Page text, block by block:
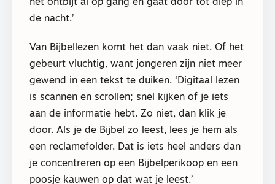
het ontbijt al op gang en gaat door tot diep in
de nacht.’
Van Bijbellezen komt het dan vaak niet. Of het
gebeurt vluchtig, want jongeren zijn niet meer
gewend in een tekst te duiken. ‘Digitaal lezen
is scannen en scrollen; snel kijken of je iets
aan de informatie hebt. Zo niet, dan klik je
door. Als je de Bijbel zo leest, lees je hem als
een reclamefolder. Dat is iets heel anders dan
je concentreren op een Bijbelperikoop en een
poosje kauwen op dat wat je leest.’